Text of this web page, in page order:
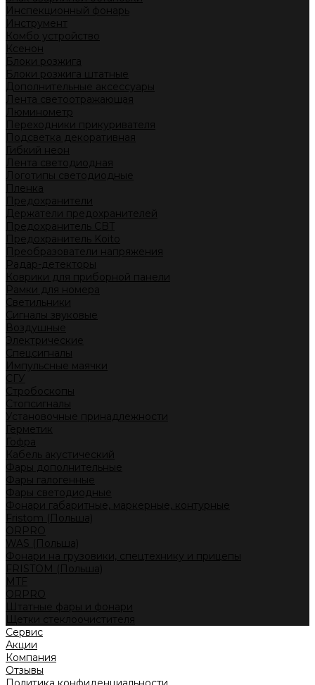
Инспекционный фонарь
Инструмент
Комбо устройство
Ксенон
Блоки розжига
Блоки розжига штатные
Дополнительные аксессуары
Лента светоотражающая
Люминометр
Переходники прикуривателя
Подсветка декоративная
Гибкий неон
Лента светодиодная
Логотипы светодиодные
Пленка
Предохранители
Держатели предохранителей
Предохранитель CBT
Предохранитель Koito
Преобразователи напряжения
Радар-детекторы
Коврики для приборной панели
Рамки для номера
Светильники
Сигналы звуковые
Воздушные
Электрические
Спецсигналы
Импульсные маячки
СГУ
Стробоскопы
Стопсигналы
Установочные принадлежности
Герметик
Гофра
Кабель акустический
Фары дополнительные
Фары галогенные
Фары светодиодные
Фонари габаритные, маркерные, контурные
Fristom (Польша)
ORPRO
WAS (Польша)
Фонари на грузовики, спецтехнику и прицепы
FRISTOM (Польша)
MTF
ORPRO
Штатные фары и фонари
Щетки стеклоочистителя
Сервис
Акции
Компания
Отзывы